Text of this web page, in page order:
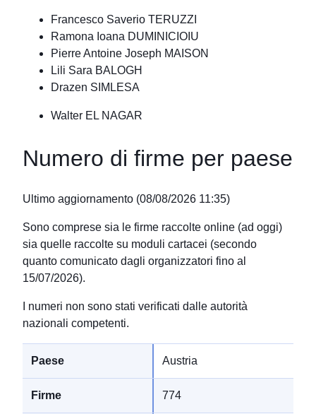
Francesco Saverio TERUZZI
Ramona Ioana DUMINICIOIU
Pierre Antoine Joseph MAISON
Lili Sara BALOGH
Drazen SIMLESA
Walter EL NAGAR
Numero di firme per paese
Ultimo aggiornamento (08/08/2026 11:35)
Sono comprese sia le firme raccolte online (ad oggi)
sia quelle raccolte su moduli cartacei (secondo
quanto comunicato dagli organizzatori fino al
15/07/2026).
I numeri non sono stati verificati dalle autorità
nazionali competenti.
Austria
774